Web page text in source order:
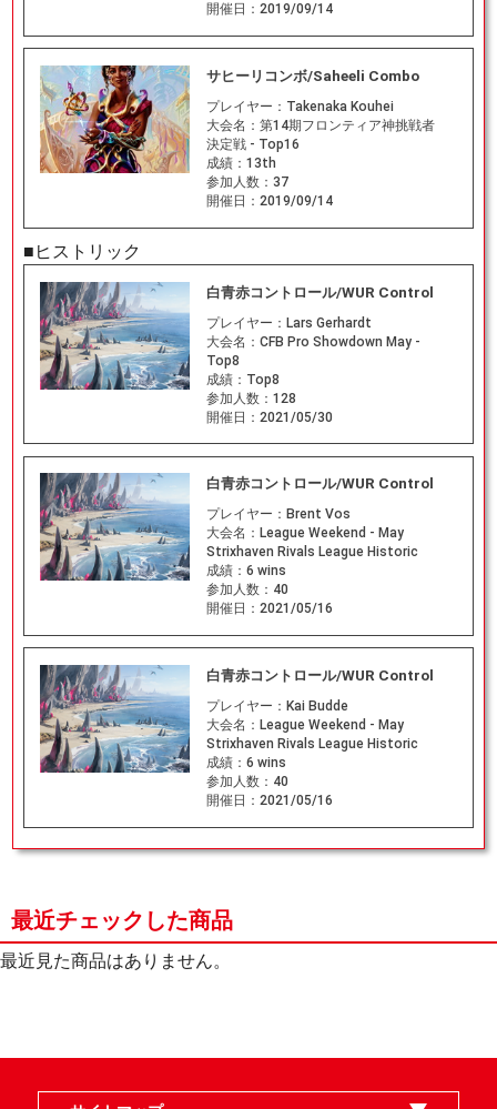
開催日： 2019/09/14
サヒーリコンボ/Saheeli Combo
プレイヤー： Takenaka Kouhei
大会名： 第14期フロンティア神挑戦者
決定戦 - Top16
成績： 13th
参加人数： 37
開催日： 2019/09/14
■ヒストリック
白青赤コントロール/WUR Control
プレイヤー： Lars Gerhardt
大会名： CFB Pro Showdown May -
Top8
成績： Top8
参加人数： 128
開催日： 2021/05/30
白青赤コントロール/WUR Control
プレイヤー： Brent Vos
大会名： League Weekend - May
Strixhaven Rivals League Historic
成績： 6 wins
参加人数： 40
開催日： 2021/05/16
白青赤コントロール/WUR Control
プレイヤー： Kai Budde
大会名： League Weekend - May
Strixhaven Rivals League Historic
成績： 6 wins
参加人数： 40
開催日： 2021/05/16
最近チェックした商品
最近見た商品はありません。